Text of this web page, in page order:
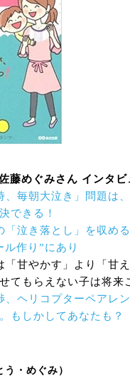
藤めぐみさん インタビ
、毎朝大泣き」問題は
できる！
「泣き落とし」を収め
ル作り”にあり
「甘やかす」より「甘
てもらえない子は将来
、ヘリコプターペアレ
もしかしてあなたも？
・めぐみ）